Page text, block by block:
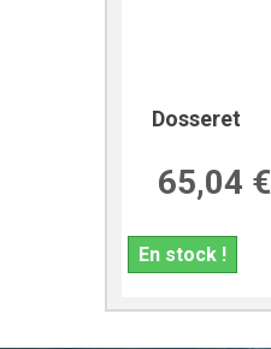
Dosseret
65,04 €
En stock !